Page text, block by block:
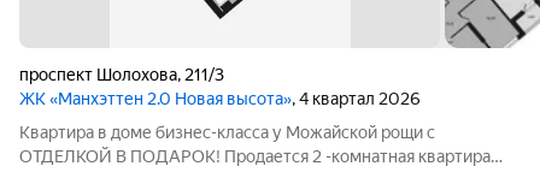
проспект Шолохова, 211/3
ЖК «Манхэттен 2.0 Новая высота», 4 квартал 2026
Квартира в доме бизнес-класса у Можайской рощи с
ОТДЕЛКОЙ В ПОДАРОК! Продается 2 -комнатная квартира